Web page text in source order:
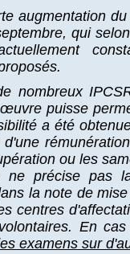
augmentation
qui
nombreux
puisse
a été
ou les
précise pas
la note de
centres
En
examens sur